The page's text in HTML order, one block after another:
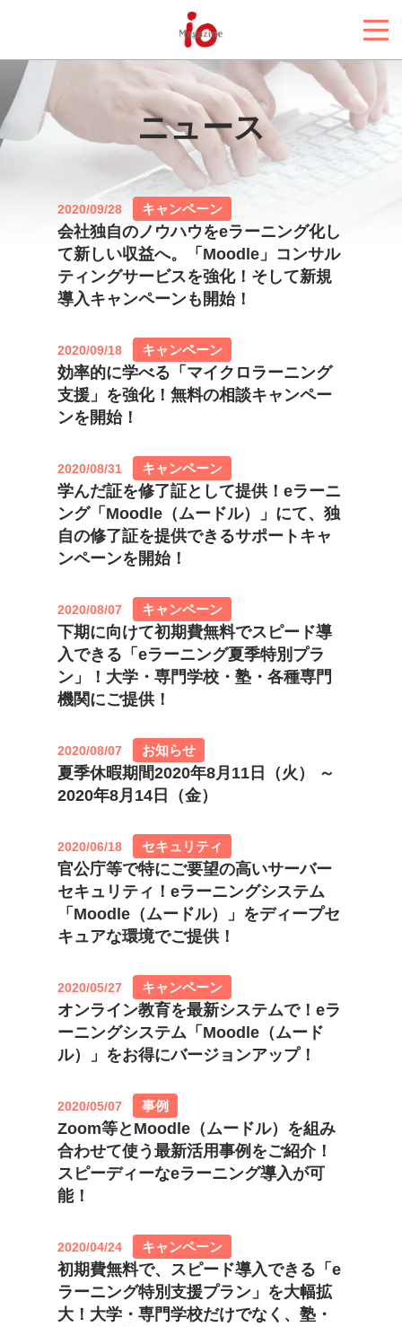
ニュース
2020/09/28 キャンペーン
会社独自のノウハウをeラーニング化し
て新しい収益へ。「Moodle」コンサル
ティングサービスを強化！そして新規
導入キャンペーンも開始！
2020/09/18 キャンペーン
効率的に学べる「マイクロラーニング
支援」を強化！無料の相談キャンペー
ンを開始！
2020/08/31 キャンペーン
学んだ証を修了証として提供！eラーニ
ング「Moodle（ムードル）」にて、独
自の修了証を提供できるサポートキャ
ンペーンを開始！
2020/08/07 キャンペーン
下期に向けて初期費無料でスピード導
入できる「eラーニング夏季特別プラ
ン」！大学・専門学校・塾・各種専門
機関にご提供！
2020/08/07 お知らせ
夏季休暇期間2020年8月11日（火） ～
2020年8月14日（金）
2020/06/18 セキュリティ
官公庁等で特にご要望の高いサーバー
セキュリティ！eラーニングシステム
「Moodle（ムードル）」をディープセ
キュアな環境でご提供！
2020/05/27 キャンペーン
オンライン教育を最新システムで！eラ
ーニングシステム「Moodle（ムード
ル）」をお得にバージョンアップ！
2020/05/07 事例
Zoom等とMoodle（ムードル）を組み
合わせて使う最新活用事例をご紹介！
スピーディーなeラーニング導入が可
能！
2020/04/24 キャンペーン
初期費無料で、スピード導入できる「e
ラーニング特別支援プラン」を大幅拡
大！大学・専門学校だけでなく、塾・